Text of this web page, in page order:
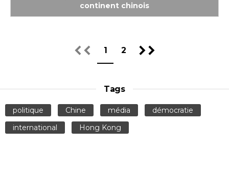
continent chinois
1 2
Tags
politique Chine média
démocratie
international
Hong Kong